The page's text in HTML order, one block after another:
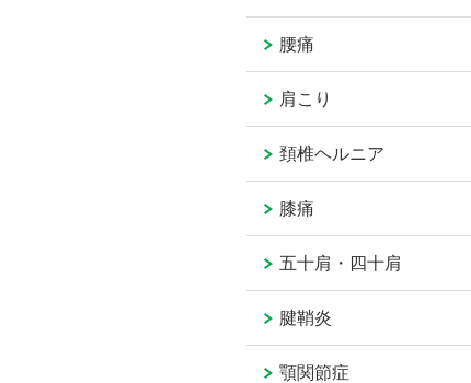
腰痛
肩こり
頚椎ヘルニア
膝痛
五十肩・四十肩
腱鞘炎
顎関節症